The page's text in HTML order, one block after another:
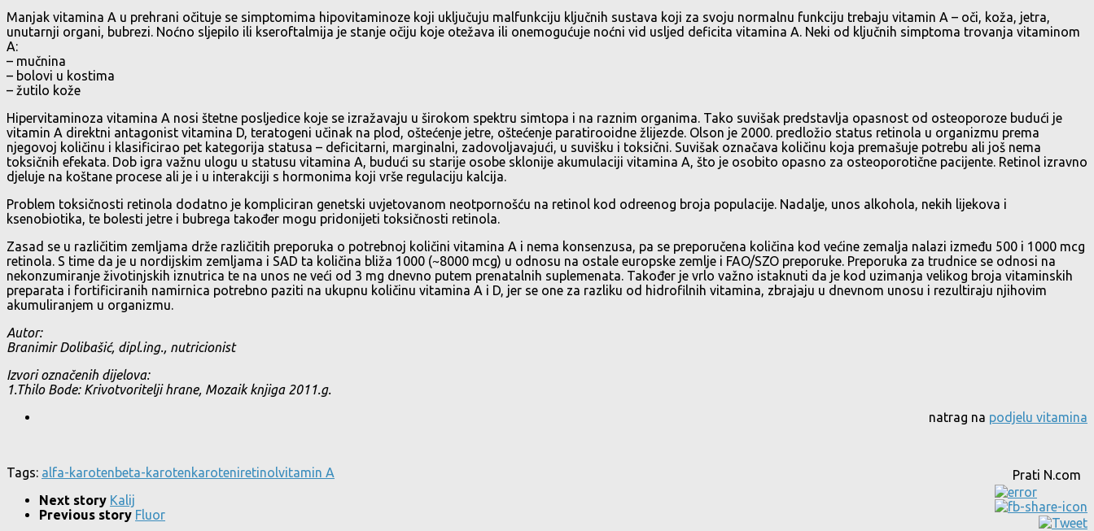
Manjak vitamina A u prehrani očituje se simptomima hipovitaminoze koji uključuju malfunkciju ključnih sustava koji za svoju normalnu funkciju trebaju vitamin A – oči, koža, jetra,
unutarnji organi, bubrezi. Noćno sljepilo ili kseroftalmija je stanje očiju koje otežava ili onemogućuje noćni vid usljed deficita vitamina A. Neki od ključnih simptoma trovanja vitaminom
A:
– mučnina
– bolovi u kostima
– žutilo kože
Hipervitaminoza vitamina A nosi štetne posljedice koje se izražavaju u širokom spektru simtopa i na raznim organima. Tako suvišak predstavlja opasnost od osteoporoze budući je
vitamin A direktni antagonist vitamina D, teratogeni učinak na plod, oštećenje jetre, oštećenje paratirooidne žlijezde. Olson je 2000. predložio status retinola u organizmu prema
njegovoj količinu i klasificirao pet kategorija statusa – deficitarni, marginalni, zadovoljavajući, u suvišku i toksični. Suvišak označava količinu koja premašuje potrebu ali još nema
toksičnih efekata. Dob igra važnu ulogu u statusu vitamina A, budući su starije osobe sklonije akumulaciji vitamina A, što je osobito opasno za osteoporotične pacijente. Retinol izravno
djeluje na koštane procese ali je i u interakciji s hormonima koji vrše regulaciju kalcija.
Problem toksičnosti retinola dodatno je kompliciran genetski uvjetovanom neotpornošću na retinol kod odreenog broja populacije. Nadalje, unos alkohola, nekih lijekova i
ksenobiotika, te bolesti jetre i bubrega također mogu pridonijeti toksičnosti retinola.
Zasad se u različitim zemljama drže različitih preporuka o potrebnoj količini vitamina A i nema konsenzusa, pa se preporučena količina kod većine zemalja nalazi između 500 i 1000 mcg
retinola. S time da je u nordijskim zemljama i SAD ta količina bliža 1000 (~8000 mcg) u odnosu na ostale europske zemlje i FAO/SZO preporuke. Preporuka za trudnice se odnosi na
nekonzumiranje životinjskih iznutrica te na unos ne veći od 3 mg dnevno putem prenatalnih suplemenata. Također je vrlo važno istaknuti da je kod uzimanja velikog broja vitaminskih
preparata i fortificiranih namirnica potrebno paziti na ukupnu količinu vitamina A i D, jer se one za razliku od hidrofilnih vitamina, zbrajaju u dnevnom unosu i rezultiraju njihovim
akumuliranjem u organizmu.
Autor:
Branimir Dolibašić, dipl.ing., nutricionist
Izvori označenih dijelova:
1.Thilo Bode: Krivotvoritelji hrane, Mozaik knjiga 2011.g.
natrag na podjelu vitamina
Prati N.com
Tags: alfa-karotenbeta-karotenkaroteniretinolvitamin A
Next story Kalij
Previous story Fluor